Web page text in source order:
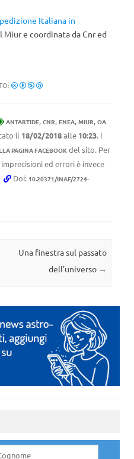
Italiana in
Miur e coordinata da Cnr ed
ANTARTIDE, CNR, ENEA, MIUR, OA
il 18/02/2018alle 10:23. I
PAGINA FACEBOOKdel sito. Per
ed errori è invece
Doi: 10.20371/INAF/2724-
Una finestra sul passato
dell’universo →